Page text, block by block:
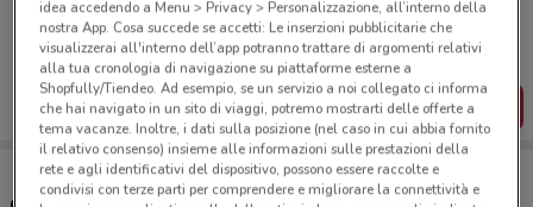
Puoi trovare le migliori offerte dei negozi vicino a te,
salvarle e creare la tua lista del risparmio, comodamente
dal tuo cellulare.
SCARICA L’APP
idea accedendo a Menu > Privacy > Personalizzazione, all’interno della
nostra App. Cosa succede se accetti: Le inserzioni pubblicitarie che
visualizzerai all'interno dell’app potranno trattare di argomenti relativi
alla tua cronologia di navigazione su piattaforme esterne a
Shopfully/Tiendeo. Ad esempio, se un servizio a noi collegato ci informa
che hai navigato in un sito di viaggi, potremo mostrarti delle offerte a
tema vacanze. Inoltre, i dati sulla posizione (nel caso in cui abbia fornito
il relativo consenso) insieme alle informazioni sulle prestazioni della
rete e agli identificativi del dispositivo, possono essere raccolte e
condivisi con terze parti per comprendere e migliorare la connettività e